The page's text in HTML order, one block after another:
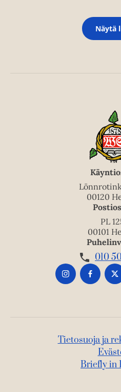
Näytä
00120
PL
00101
010
Tietosuoja ja
Briefly in